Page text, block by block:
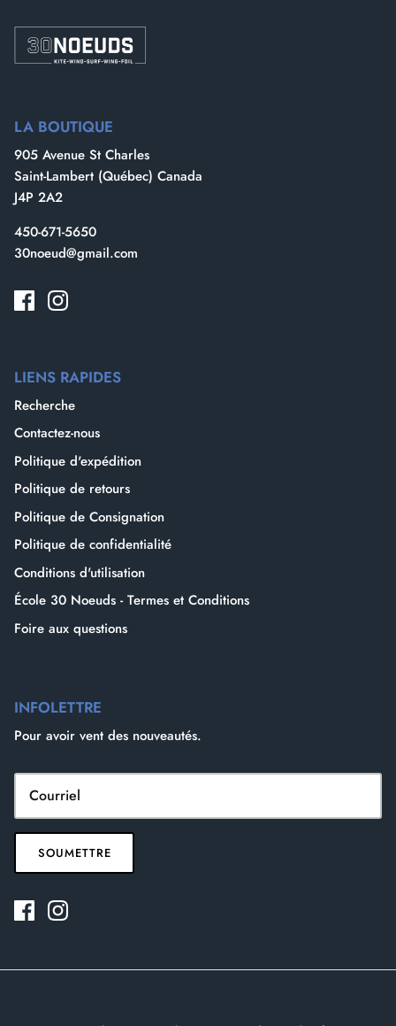
LA BOUTIQUE
905 Avenue St Charles
Saint-Lambert (Québec) Canada
J4P 2A2
450-671-5650
30noeud@gmail.com
LIENS RAPIDES
Recherche
Contactez-nous
Politique d'expédition
Politique de retours
Politique de Consignation
Politique de confidentialité
Conditions d'utilisation
École 30 Noeuds - Termes et Conditions
Foire aux questions
INFOLETTRE
Pour avoir vent des nouveautés.
SOUMETTRE